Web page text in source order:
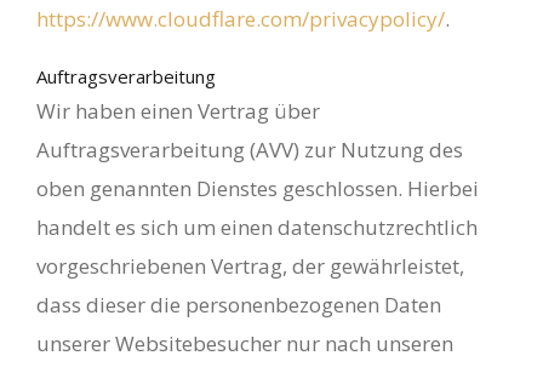
https://www.cloudflare.com/privacypolicy/.
Auftragsverarbeitung
Wir haben einen Vertrag über
Auftragsverarbeitung (AVV) zur Nutzung des
oben genannten Dienstes geschlossen. Hierbei
handelt es sich um einen datenschutzrechtlich
vorgeschriebenen Vertrag, der gewährleistet,
dass dieser die personenbezogenen Daten
unserer Websitebesucher nur nach unseren